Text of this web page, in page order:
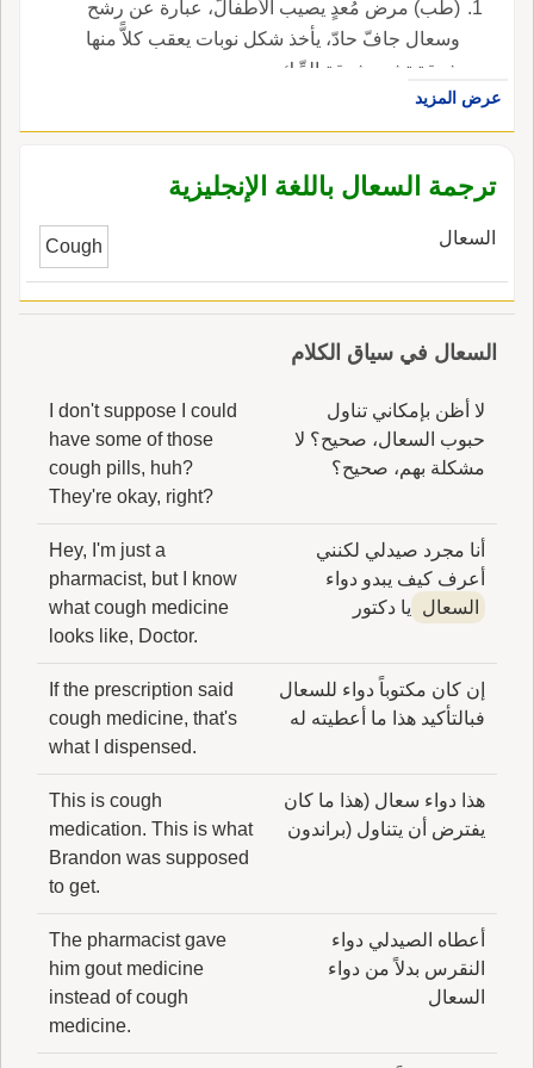
(طب) مرض مُعدٍ يصيب الأطفالّ، عبارة عن رشح
وسعال جافّ حادّ، يأخذ شكل نوبات يعقب كلاًّ منها
شهقة تشبه شهقة الدِّيك.
عرض المزيد
ترجمة السعال باللغة الإنجليزية
السعال Cough
السعال في سياق الكلام
لا أظن بإمكاني تناول
حبوب السعال، صحيح؟ لا
مشكلة بهم، صحيح؟
I don't suppose I could
have some of those
cough pills, huh?
They're okay, right?
أنا مجرد صيدلي لكنني
أعرف كيف يبدو دواء
السعال
يا دكتور
Hey, I'm just a
pharmacist, but I know
what cough medicine
looks like, Doctor.
إن كان مكتوباً دواء للسعال
فبالتأكيد هذا ما أعطيته له
If the prescription said
cough medicine, that's
what I dispensed.
هذا دواء سعال (هذا ما كان
يفترض أن يتناول (براندون
This is cough
medication. This is what
Brandon was supposed
to get.
أعطاه الصيدلي دواء
النقرس بدلاً من دواء
السعال
The pharmacist gave
him gout medicine
instead of cough
medicine.